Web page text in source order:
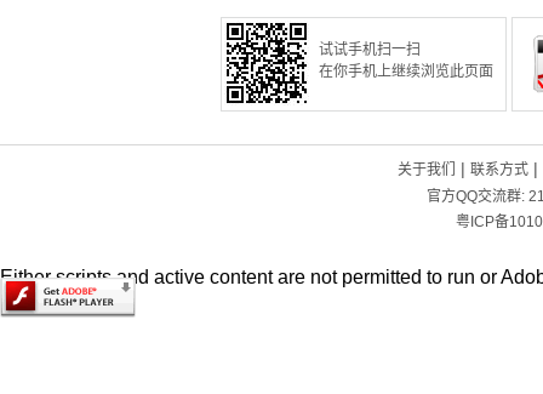
试试手机扫一扫
在你手机上继续浏览此页面
关于我们 | 联系方式|
官方QQ交流群:
粤ICP备
Either scripts and active content are not permitted to run or